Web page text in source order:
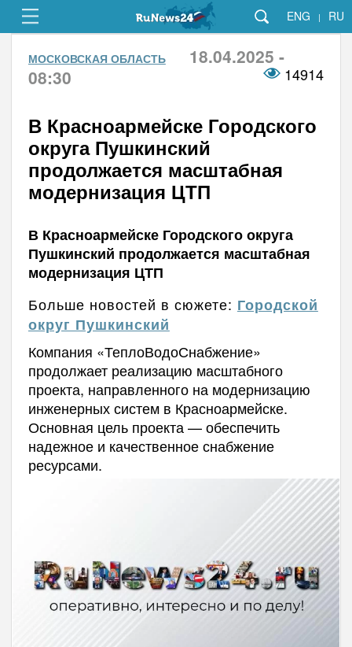
ENG | RU
МОСКОВСКАЯ ОБЛАСТЬ
18.04.2025 -
08:30
14914
В Красноармейске Городского
округа Пушкинский
продолжается масштабная
модернизация ЦТП
В Красноармейске Городского округа
Пушкинский продолжается масштабная
модернизация ЦТП
Больше новостей в сюжете: Городской
округ Пушкинский
Компания «ТеплоВодоСнабжение»
продолжает реализацию масштабного
проекта, направленного на модернизацию
инженерных систем в Красноармейске.
Основная цель проекта — обеспечить
надежное и качественное снабжение
ресурсами.